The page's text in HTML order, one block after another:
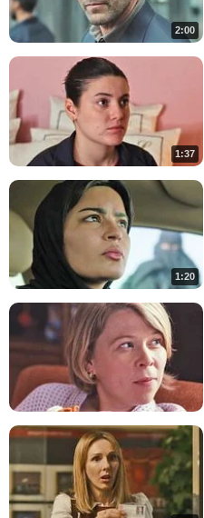
2:00
1:37
1:20